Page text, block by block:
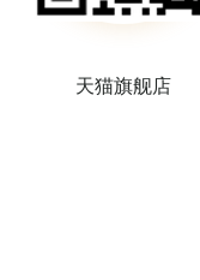
天猫旗舰店